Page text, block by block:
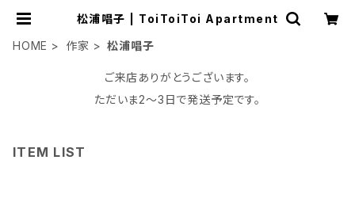
松浦唱子 | ToiToiToi Apartment
HOME
作家 松浦唱子
ご来店ありがとうございます。
ただいま2〜3日で発送予定です。
ITEM LIST